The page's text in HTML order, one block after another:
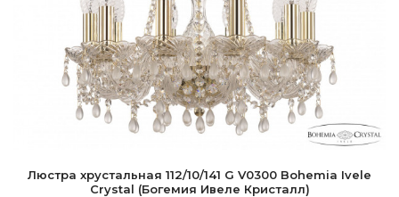
Люстра хрустальная 112/10/141 G V0300 Bohemia Ivele
Crystal (Богемия Ивеле Кристалл)